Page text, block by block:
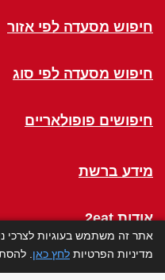
חיפוש מסעדה לפי אזור
חיפוש מסעדה לפי סוג
חיפושים פופולאריים
מידע ברשת
אודות 2eat
אתר זה משתמש בעוגיות לצרכי
מדיניות הפרטיות לחץ כאן .